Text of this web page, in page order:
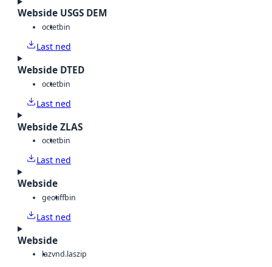
Webside USGS DEM
octetbin
Last ned
Webside DTED
octetbin
Last ned
Webside ZLAS
octetbin
Last ned
Webside
geotiffbin
Last ned
Webside
lazvnd.laszip